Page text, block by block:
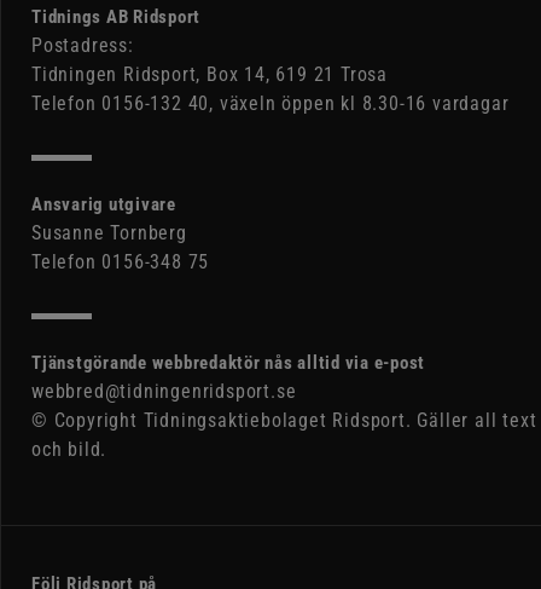
Tidnings AB Ridsport
Postadress:
Tidningen Ridsport, Box 14, 619 21 Trosa
Telefon 0156-132 40, växeln öppen kl 8.30-16 vardagar
Ansvarig utgivare
Susanne Tornberg
Telefon 0156-348 75
Tjänstgörande webbredaktör nås alltid via e-post
webbred@tidningenridsport.se
© Copyright Tidningsaktiebolaget Ridsport. Gäller all text
och bild.
Följ Ridsport på